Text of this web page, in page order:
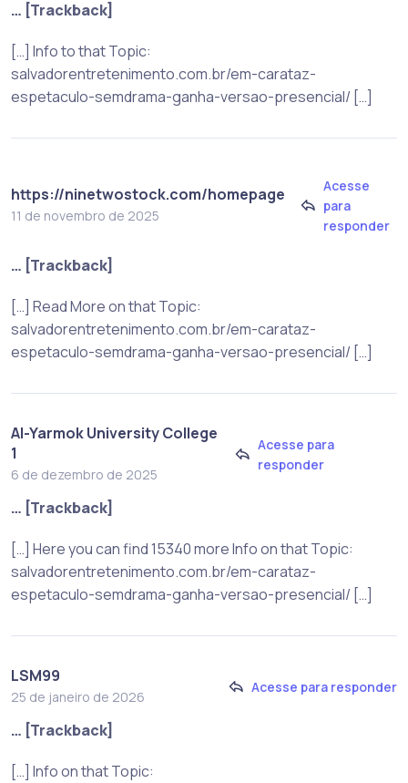
… [Trackback]
[…] Info to that Topic:
salvadorentretenimento.com.br/em-carataz-
espetaculo-semdrama-ganha-versao-presencial/ […]
https://ninetwostock.com/homepage
11 de novembro de 2025
Acesse
para
responder
… [Trackback]
[…] Read More on that Topic:
salvadorentretenimento.com.br/em-carataz-
espetaculo-semdrama-ganha-versao-presencial/ […]
Al-Yarmok University College
1
6 de dezembro de 2025
Acesse para
responder
… [Trackback]
[…] Here you can find 15340 more Info on that Topic:
salvadorentretenimento.com.br/em-carataz-
espetaculo-semdrama-ganha-versao-presencial/ […]
LSM99
25 de janeiro de 2026
Acesse para responder
… [Trackback]
[…] Info on that Topic: